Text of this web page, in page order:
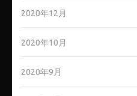
2020年12月
2020年10月
2020年9月